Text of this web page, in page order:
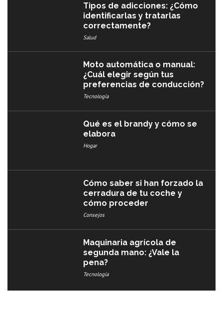
Tipos de adicciones: ¿Cómo
identificarlas y tratarlas
correctamente?
Salud
Moto automática o manual:
¿Cuál elegir según tus
preferencias de conducción?
Tecnología
Qué es el brandy y cómo se
elabora
Hogar
Cómo saber si han forzado la
cerradura de tu coche y
cómo proceder
Consejos
Maquinaria agrícola de
segunda mano: ¿Vale la
pena?
Tecnología